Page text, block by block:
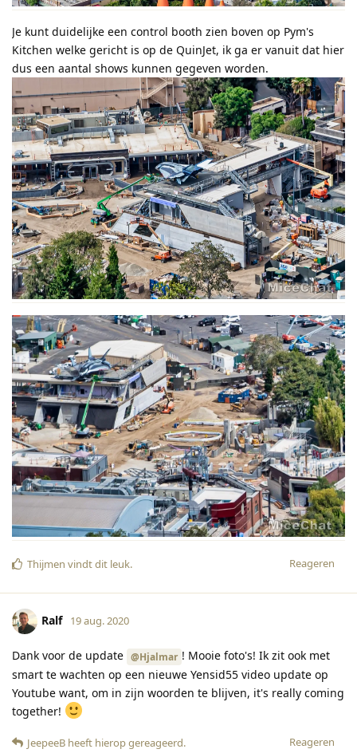
Je kunt duidelijke een control booth zien boven op Pym's
Kitchen welke gericht is op de QuinJet, ik ga er vanuit dat hier
dus een aantal shows kunnen gegeven worden.
Reageren
Thijmen vindt dit leuk.
Ralf 19 aug. 2020
Dank voor de update @Hjalmar ! Mooie foto's! Ik zit ook met
smart te wachten op een nieuwe Yensid55 video update op
Youtube want, om in zijn woorden te blijven, it's really coming
together!
Reageren
JeepeeB heeft hierop gereageerd.